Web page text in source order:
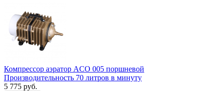
Компрессор аэратор ACO 005 поршневой
Производительность 70 литров в минуту
5 775 руб.